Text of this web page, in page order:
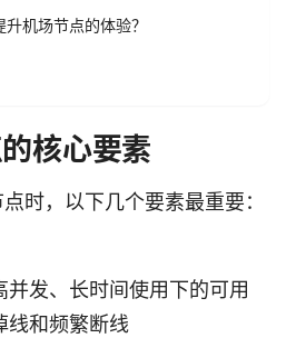
机场节点的体验？
核心要素
时，以下几个要素最重要：
并发、长时间使用下的可用
线和频繁断线